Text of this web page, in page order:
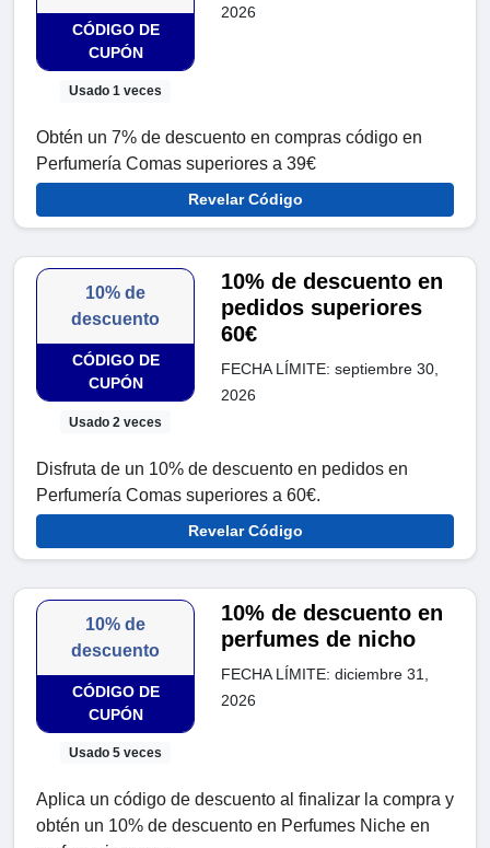
CÓDIGO DE
CUPÓN
Usado 1 veces
2026
Obtén un 7% de descuento en compras código en
Perfumería Comas superiores a 39€
Revelar Código
10% de
descuento
CÓDIGO DE
CUPÓN
Usado 2 veces
10% de descuento en
pedidos superiores
60€
FECHA LÍMITE: septiembre 30,
2026
Disfruta de un 10% de descuento en pedidos en
Perfumería Comas superiores a 60€.
Revelar Código
10% de
descuento
CÓDIGO DE
CUPÓN
Usado 5 veces
10% de descuento en
perfumes de nicho
FECHA LÍMITE: diciembre 31,
2026
Aplica un código de descuento al finalizar la compra y
obtén un 10% de descuento en Perfumes Niche en